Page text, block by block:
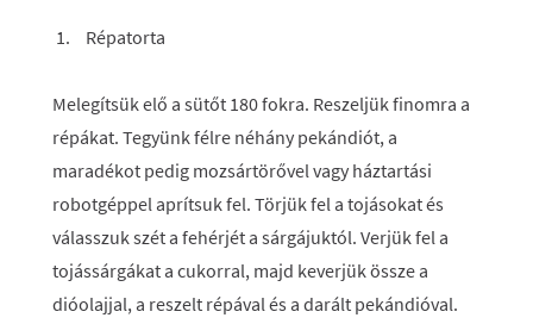
Répatorta
Melegítsük elő a sütőt 180 fokra. Reszeljük finomra a
répákat. Tegyünk félre néhány pekándiót, a
maradékot pedig mozsártörővel vagy háztartási
robotgéppel aprítsuk fel. Törjük fel a tojásokat és
válasszuk szét a fehérjét a sárgájuktól. Verjük fel a
tojássárgákat a cukorral, majd keverjük össze a
dióolajjal, a reszelt répával és a darált pekándióval.